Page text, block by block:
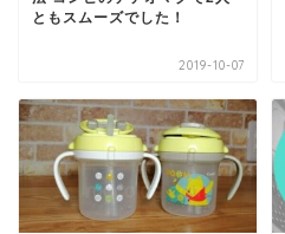
ともスムーズでした！
2019-10-07